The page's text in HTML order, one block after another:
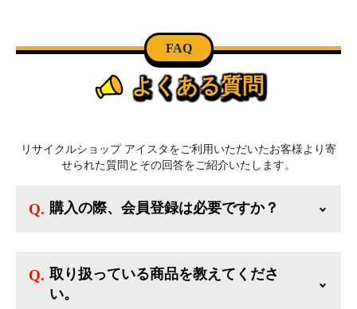
FAQ
よくある質問
リサイクルショップ アイスタをご利用いただいたお客様より寄
せられた質問とその回答をご紹介いたします。
購入の際、会員登録は必要ですか？
も出来ます。一方、登録しなくてもカートに商
品を入れた後、ログインせずに「ゲスト購入」
取り扱っている商品を教えてくださ
い。